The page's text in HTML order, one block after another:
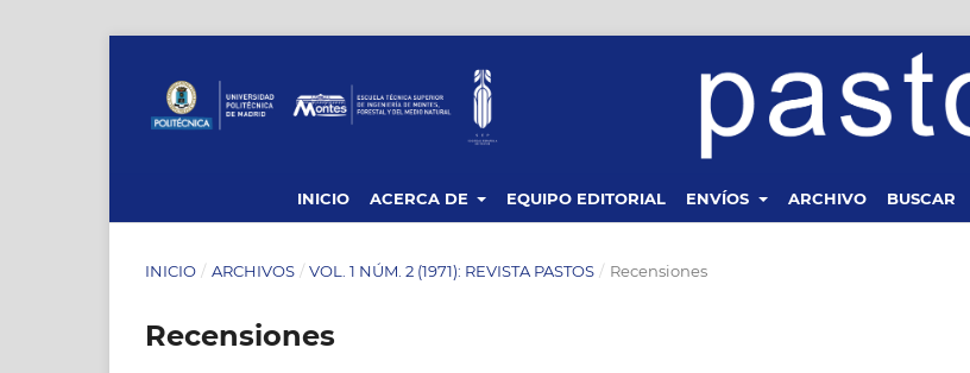
INICIO ACERCA DE EQUIPO EDITORIAL ENVÍOS ARCHIVO BUSCAR
INICIO / ARCHIVOS / VOL. 1 NÚM. 2 (1971): REVISTA PASTOS / Recensiones
Recensiones